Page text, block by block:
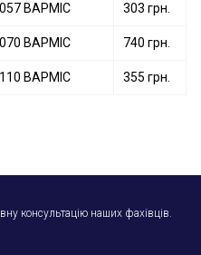
BAPMIC 303 грн.
BAPMIC 740 грн.
BAPMIC 355 грн.
консультацію наших фахівців.